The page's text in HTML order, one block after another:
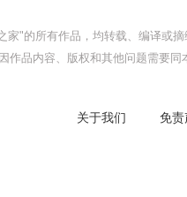
家"的所有作品，均转载、编译或
作品内容、版权和其他问题需要
关于我们 免责